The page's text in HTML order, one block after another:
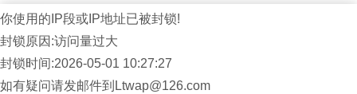
你使用的IP段或IP地址已被封锁!
封锁原因:访问量过大
封锁时间:2026-05-01 10:27:27
如有疑问请发邮件到Ltwap@126.com